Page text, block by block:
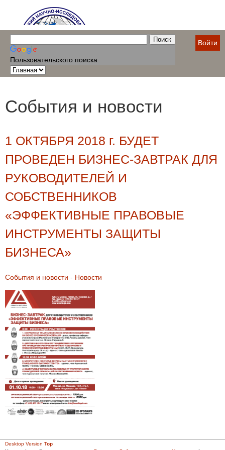
Пользовательского поиска
Войти
События и новости
1 ОКТЯБРЯ 2018 г. БУДЕТ
ПРОВЕДЕН БИЗНЕС-ЗАВТРАК ДЛЯ
РУКОВОДИТЕЛЕЙ И
СОБСТВЕННИКОВ
«ЭФФЕКТИВНЫЕ ПРАВОВЫЕ
ИНСТРУМЕНТЫ ЗАЩИТЫ
БИЗНЕСА»
События и новости - Новости
Desktop Version Top